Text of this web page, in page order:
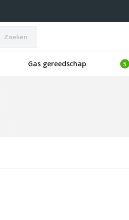
Zoeken
Gas gereedschap